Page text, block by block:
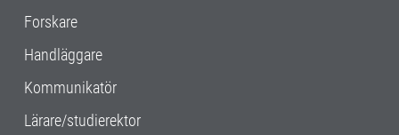
Forskare
Handläggare
Kommunikatör
Lärare/studierektor